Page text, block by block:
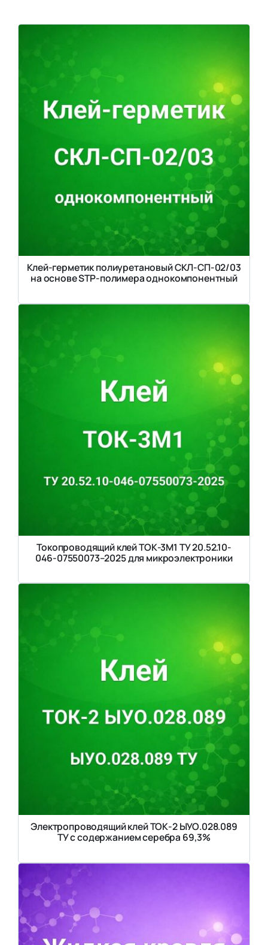
Клей-герметик полиуретановый СКЛ-СП-02/03
на основе STP-полимера однокомпонентный
Токопроводящий клей ТОК-3М1 ТУ 20.52.10-
046-07550073–2025 для микроэлектроники
Электропроводящий клей ТОК-2 ЫУО.028.089
ТУ с содержанием серебра 69,3%